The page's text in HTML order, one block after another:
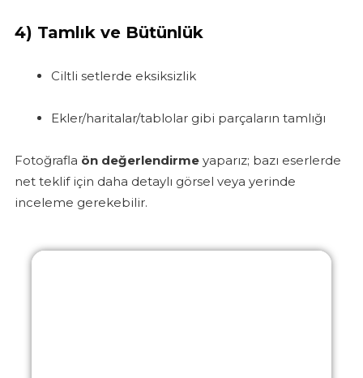
4) Tamlık ve Bütünlük
Ciltli setlerde eksiksizlik
Ekler/haritalar/tablolar gibi parçaların tamlığı
Fotoğrafla ön değerlendirme yaparız; bazı eserlerde
net teklif için daha detaylı görsel veya yerinde
inceleme gerekebilir.